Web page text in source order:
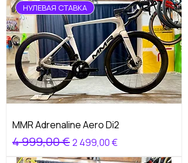
НУЛЕВАЯ СТАВКА
MMR Adrenaline Aero Di2
Обычная цена
4 999,00 €Цена со скидкой
2 499,00 €